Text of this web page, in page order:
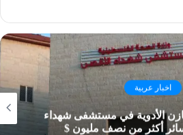
اخبار عربية
الأدوية في مستشفى شهداء
أكثر من نصف مليون $